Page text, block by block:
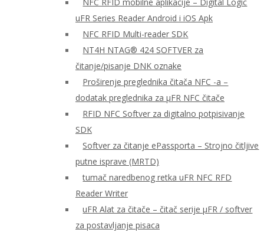
uFR Series Reader Android i iOS Apk
NFC RFID Multi-reader SDK
NT4H NTAG® 424 SOFTVER za
čitanje/pisanje DNK oznake
Proširenje preglednika čitača NFC -a –
dodatak preglednika za μFR NFC čitače
RFID NFC Softver za digitalno potpisivanje
SDK
Softver za čitanje ePassporta – Strojno čitljive
putne isprave (MRTD)
tumač naredbenog retka uFR NFC RFD
Reader Writer
uFR Alat za čitače – čitač serije μFR / softver
za postavljanje pisaca